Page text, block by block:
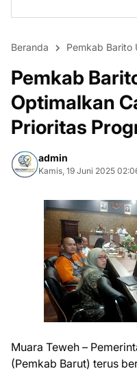
Beranda Pemkab Barito
Pemkab
Optimalkan
Prioritas
admin
Kamis, 19 Juni 2025
Muara Teweh –
(Pemkab Barut) terus